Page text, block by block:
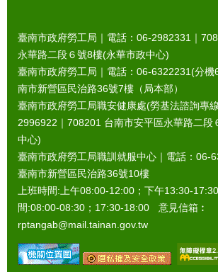
臺南市政府勞工局｜電話：06-2982331｜
永華路二段６號8樓(永華市政中心)
臺南市政府勞工局｜電話：06-6322231(分機
南市新營區民治路36號7樓（局本部）
臺南市政府勞工局職安健康處(勞基法諮詢專
2996922｜ 708201 台南市安平區永華路二段
中心)
臺南市政府勞工局職訓就服中心｜電話：06-
臺南市新營區民治路36號10樓
上班時間:上午08:00-12:00；下午13:30-
間:08:00-08:30；17:30-18:00 意見信箱︰
rptangab@mail.tainan.gov.tw